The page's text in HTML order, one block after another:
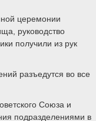
церемонии
руководство
получили из рук
разъедутся во все
Союза и
подразделениями в